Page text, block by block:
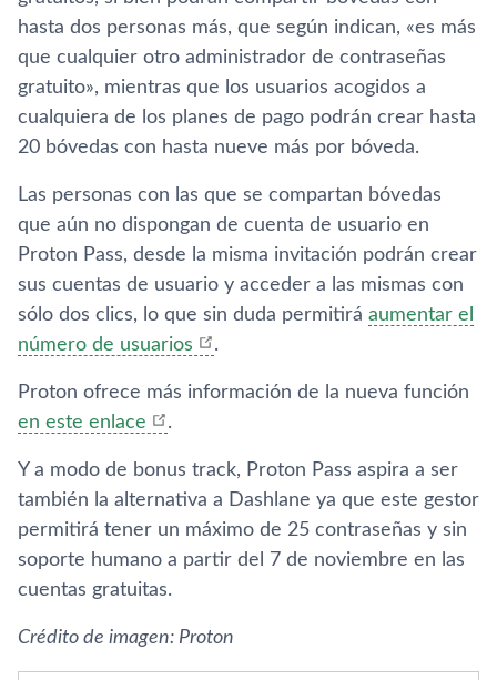
hasta dos personas más, que según indican, «es más
que cualquier otro administrador de contraseñas
gratuito», mientras que los usuarios acogidos a
cualquiera de los planes de pago podrán crear hasta
20 bóvedas con hasta nueve más por bóveda.
Las personas con las que se compartan bóvedas
que aún no dispongan de cuenta de usuario en
Proton Pass, desde la misma invitación podrán crear
sus cuentas de usuario y acceder a las mismas con
sólo dos clics, lo que sin duda permitirá aumentar el
número de usuarios
.
Proton ofrece más información de la nueva función
en este enlace
.
Y a modo de bonus track, Proton Pass aspira a ser
también la alternativa a Dashlane ya que este gestor
permitirá tener un máximo de 25 contraseñas y sin
soporte humano a partir del 7 de noviembre en las
cuentas gratuitas.
Crédito de imagen: Proton